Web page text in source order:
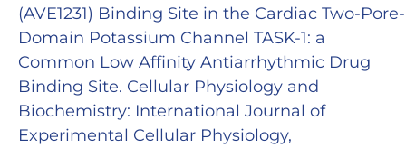
(AVE1231) Binding Site in the Cardiac Two-Pore-
Domain Potassium Channel TASK-1: a
Common Low Affinity Antiarrhythmic Drug
Binding Site. Cellular Physiology and
Biochemistry: International Journal of
Experimental Cellular Physiology,